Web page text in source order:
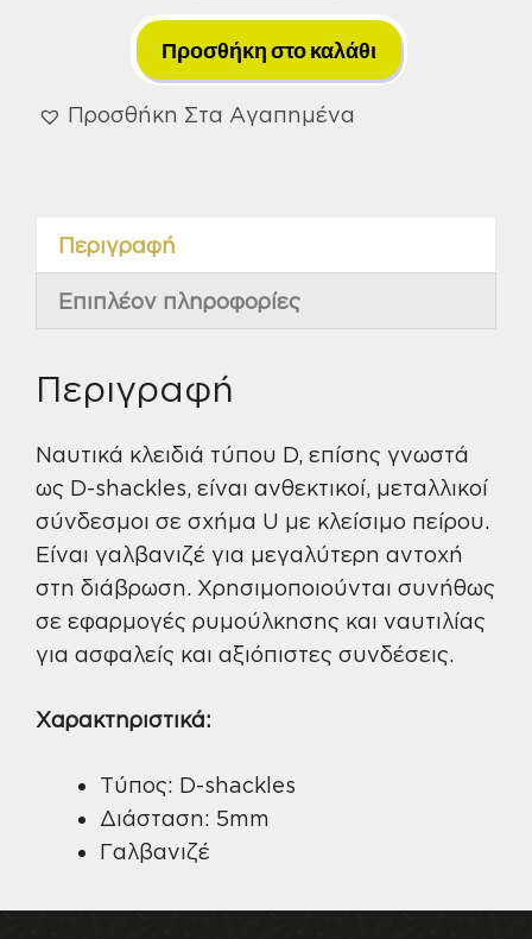
Κλειδιά
5mm
ποσότητα
Προσθήκη στο καλάθι
Προσθήκη Στα Αγαπημένα
Περιγραφή
Επιπλέον πληροφορίες
Περιγραφή
Ναυτικά κλειδιά τύπου D, επίσης γνωστά
ως D-shackles, είναι ανθεκτικοί, μεταλλικοί
σύνδεσμοι σε σχήμα U με κλείσιμο πείρου.
Είναι γαλβανιζέ για μεγαλύτερη αντοχή
στη διάβρωση. Χρησιμοποιούνται συνήθως
σε εφαρμογές ρυμούλκησης και ναυτιλίας
για ασφαλείς και αξιόπιστες συνδέσεις.
Χαρακτηριστικά:
Τύπος: D-shackles
Διάσταση: 5mm
Γαλβανιζέ